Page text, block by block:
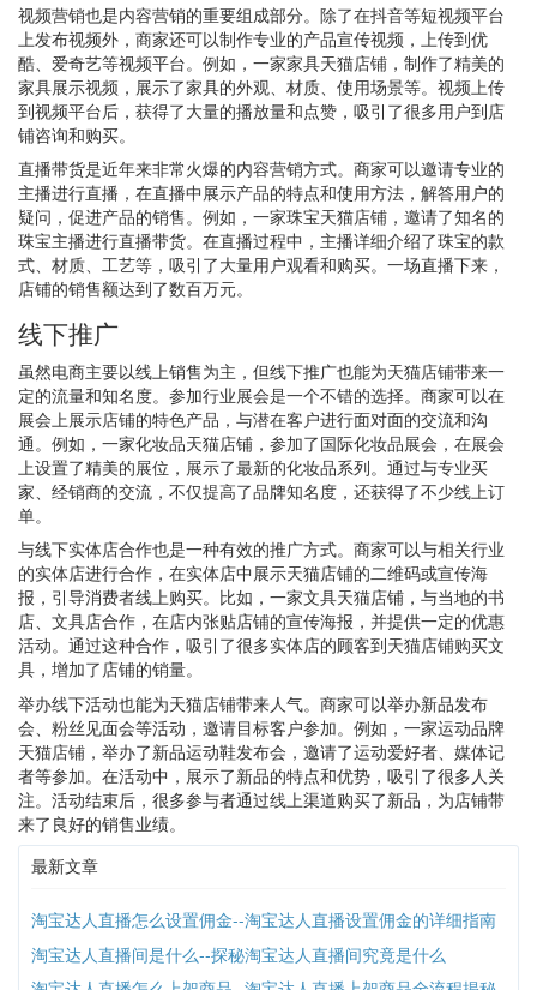
视频营销也是内容营销的重要组成部分。除了在抖音等短视频平台
上发布视频外，商家还可以制作专业的产品宣传视频，上传到优
酷、爱奇艺等视频平台。例如，一家家具天猫店铺，制作了精美的
家具展示视频，展示了家具的外观、材质、使用场景等。视频上传
到视频平台后，获得了大量的播放量和点赞，吸引了很多用户到店
铺咨询和购买。
直播带货是近年来非常火爆的内容营销方式。商家可以邀请专业的
主播进行直播，在直播中展示产品的特点和使用方法，解答用户的
疑问，促进产品的销售。例如，一家珠宝天猫店铺，邀请了知名的
珠宝主播进行直播带货。在直播过程中，主播详细介绍了珠宝的款
式、材质、工艺等，吸引了大量用户观看和购买。一场直播下来，
店铺的销售额达到了数百万元。
线下推广
虽然电商主要以线上销售为主，但线下推广也能为天猫店铺带来一
定的流量和知名度。参加行业展会是一个不错的选择。商家可以在
展会上展示店铺的特色产品，与潜在客户进行面对面的交流和沟
通。例如，一家化妆品天猫店铺，参加了国际化妆品展会，在展会
上设置了精美的展位，展示了最新的化妆品系列。通过与专业买
家、经销商的交流，不仅提高了品牌知名度，还获得了不少线上订
单。
与线下实体店合作也是一种有效的推广方式。商家可以与相关行业
的实体店进行合作，在实体店中展示天猫店铺的二维码或宣传海
报，引导消费者线上购买。比如，一家文具天猫店铺，与当地的书
店、文具店合作，在店内张贴店铺的宣传海报，并提供一定的优惠
活动。通过这种合作，吸引了很多实体店的顾客到天猫店铺购买文
具，增加了店铺的销量。
举办线下活动也能为天猫店铺带来人气。商家可以举办新品发布
会、粉丝见面会等活动，邀请目标客户参加。例如，一家运动品牌
天猫店铺，举办了新品运动鞋发布会，邀请了运动爱好者、媒体记
者等参加。在活动中，展示了新品的特点和优势，吸引了很多人关
注。活动结束后，很多参与者通过线上渠道购买了新品，为店铺带
来了良好的销售业绩。
最新文章
淘宝达人直播怎么设置佣金--淘宝达人直播设置佣金的详细指南
淘宝达人直播间是什么--探秘淘宝达人直播间究竟是什么